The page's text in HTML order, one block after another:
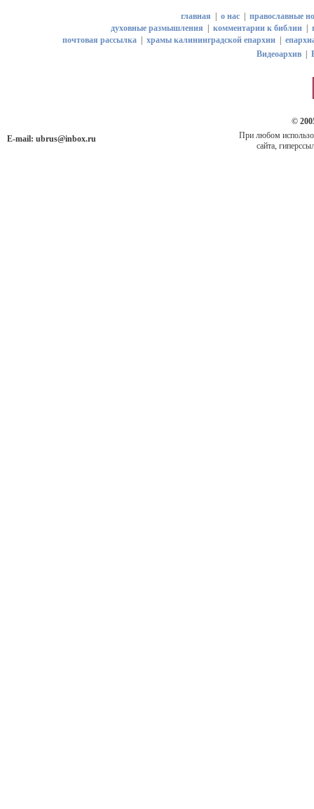
главная о нас| православные
духовные размышления
комментарии к библии
почтовая рассылка| храмы калининградской епархии|
Видеоархив
E-mail: ubrus@inbox.ru
©
При любом
сайта,